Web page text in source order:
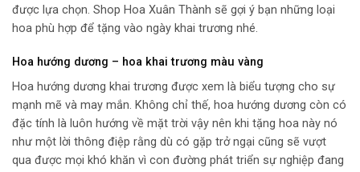
được lựa chọn. Shop Hoa Xuân Thành sẽ gợi ý bạn những loại
hoa phù hợp để tặng vào ngày khai trương nhé.
Hoa hướng dương – hoa khai trương màu vàng
Hoa hướng dương khai trương được xem là biểu tượng cho sự
mạnh mẽ và may mắn. Không chỉ thế, hoa hướng dương còn có
đặc tính là luôn hướng về mặt trời vậy nên khi tặng hoa này nó
như một lời thông điệp rằng dù có gặp trở ngại cũng sẽ vượt
qua được mọi khó khăn vì con đường phát triển sự nghiệp đang